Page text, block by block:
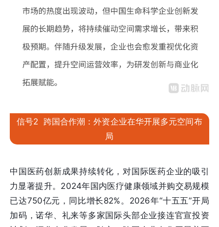
信号2 跨国合作潮：外资企业在华开展多元空间布
局
中国医药创新成果持续转化，对国际医药企业的吸引
力显著提升。2024年国内医疗健康领域并购交易规模
已达750亿元，同比增长82%。2026年“十五五”开局
加码，诺华、礼来等多家国际头部企业接连官宣投资